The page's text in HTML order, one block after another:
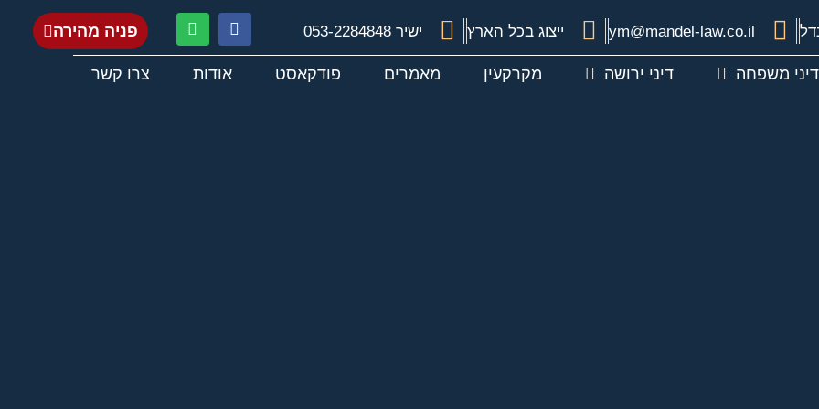
ym@mandel-law.co.il ייצוג בכל הארץ ישיר 053-2284848 פניה מהירה
דיני משפחה דיני ירושה מקרקעין מאמרים פודקאסט אודות צרו קשר